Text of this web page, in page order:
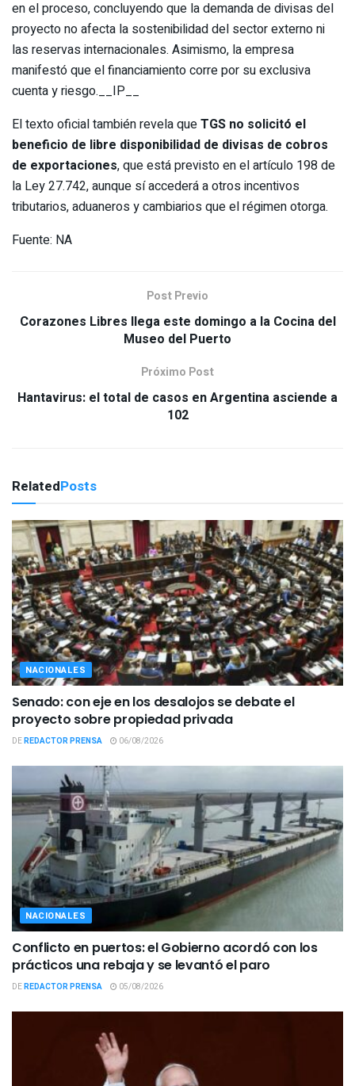
en el proceso, concluyendo que la demanda de divisas del
proyecto no afecta la sostenibilidad del sector externo ni
las reservas internacionales. Asimismo, la empresa
manifestó que el financiamiento corre por su exclusiva
cuenta y riesgo.__IP__
El texto oficial también revela queTGS no solicitó el
beneficio de libre disponibilidad de divisas de cobros
de exportaciones, que está previsto en el artículo 198 de
la Ley 27.742, aunque sí accederá a otros incentivos
tributarios, aduaneros y cambiarios que el régimen otorga.
Fuente: NA
Post Previo
Corazones Libres llega este domingo a la Cocina del
Museo del Puerto
Próximo Post
Hantavirus: el total de casos en Argentina asciende a
102
RelatedPosts
NACIONALES
Senado: con eje en los desalojos se debate el
proyecto sobre propiedad privada
DEREDACTOR PRENSA 06/08/2026
NACIONALES
Conflicto en puertos: el Gobierno acordó con los
prácticos una rebaja y se levantó el paro
DEREDACTOR PRENSA 05/08/2026